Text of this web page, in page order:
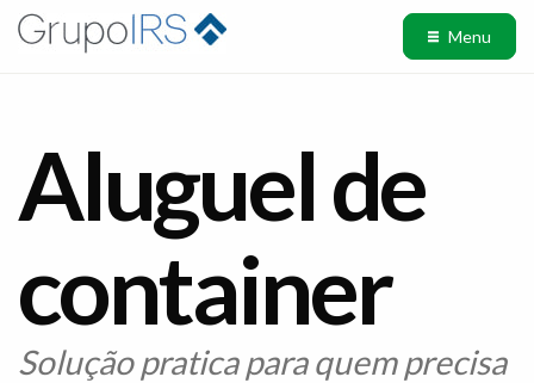
Menu
Aluguel de
container
Solução pratica para quem precisa